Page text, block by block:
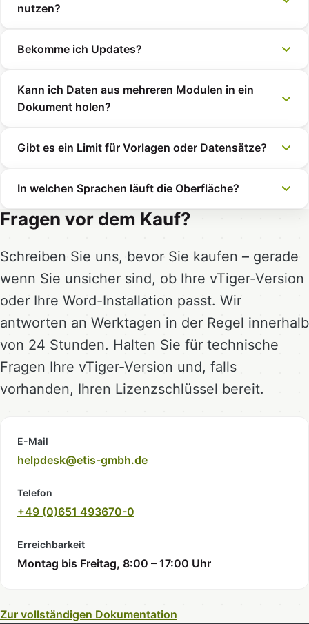
nutzen?
Bekomme ich Updates?
Kann ich Daten aus mehreren Modulen in ein
Dokument holen?
Gibt es ein Limit für Vorlagen oder Datensätze?
In welchen Sprachen läuft die Oberfläche?
Fragen vor dem Kauf?
Schreiben Sie uns, bevor Sie kaufen – gerade
wenn Sie unsicher sind, ob Ihre vTiger-Version
oder Ihre Word-Installation passt. Wir
antworten an Werktagen in der Regel innerhalb
von 24 Stunden. Halten Sie für technische
Fragen Ihre vTiger-Version und, falls
vorhanden, Ihren Lizenzschlüssel bereit.
E-Mail
helpdesk@etis-gmbh.de
Telefon
+49 (0)651 493670-0
Erreichbarkeit
Montag bis Freitag, 8:00 – 17:00 Uhr
Zur vollständigen Dokumentation